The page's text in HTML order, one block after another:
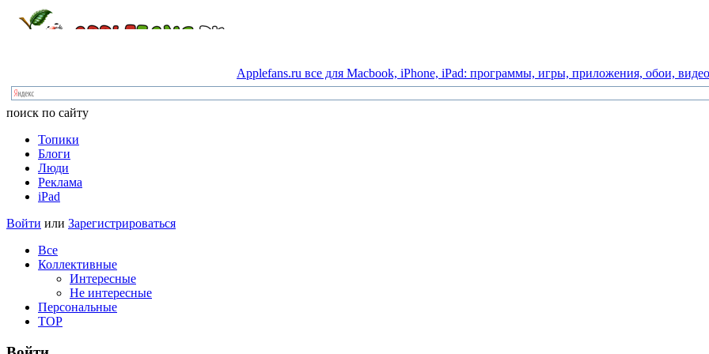
Applefans.ru все для Macbook, iPhone, iPad: программы, игры, приложения, обои, видео
поиск по сайту
Топики
Блоги
Люди
Реклама
iPad
Войти или Зарегистрироваться
Все
Коллективные
Интересные
Не интересные
Персональные
TOP